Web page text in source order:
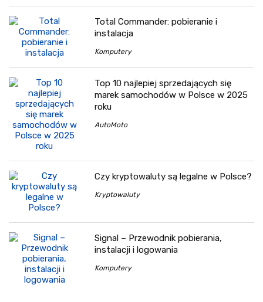
Total Commander: pobieranie i
instalacja
Komputery
Top 10 najlepiej sprzedających się
marek samochodów w Polsce w 2025
roku
AutoMoto
Czy kryptowaluty są legalne w Polsce?
Kryptowaluty
Signal – Przewodnik pobierania,
instalacji i logowania
Komputery